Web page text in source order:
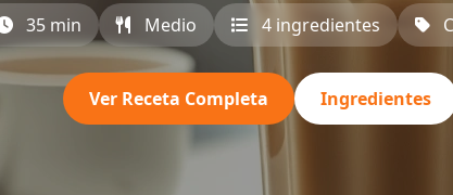
35 min Medio 4 ingredientes
Ver Receta Completa Ingredientes